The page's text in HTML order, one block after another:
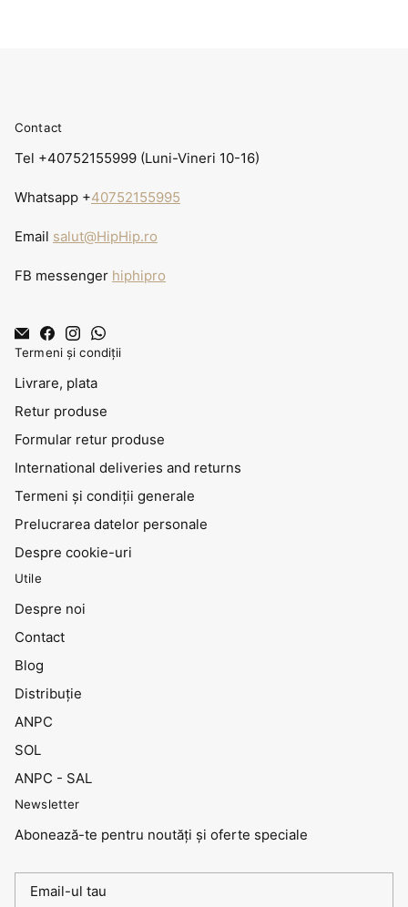
Contact
Tel +40752155999 (Luni-Vineri 10-16)
Whatsapp +40752155995
Email salut@HipHip.ro
FB messenger hiphipro
Termeni și condiții
Livrare, plata
Retur produse
Formular retur produse
International deliveries and returns
Termeni și condiții generale
Prelucrarea datelor personale
Despre cookie-uri
Utile
Despre noi
Contact
Blog
Distribuţie
ANPC
SOL
ANPC - SAL
Newsletter
Abonează-te pentru noutăți și oferte speciale